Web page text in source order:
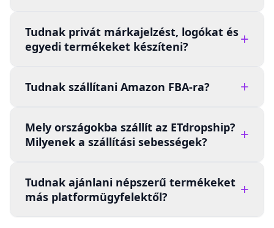
Tudnak privát márkajelzést, logókat és
egyedi termékeket készíteni?
+
Tudnak szállítani Amazon FBA-ra? +
Mely országokba szállít az ETdropship?
Milyenek a szállítási sebességek?
+
Tudnak ajánlani népszerű termékeket
más platformügyfelektől?
+